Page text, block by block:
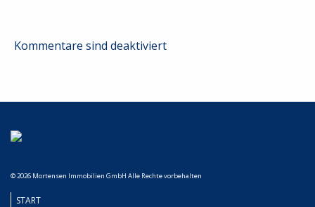
Kommentare sind deaktiviert
© 2026 Mortensen Immobilien GmbH Alle Rechte vorbehalten
START